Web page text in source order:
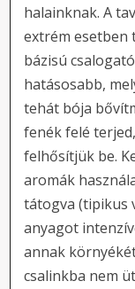
halainknak. A
extrém esetben
bázisú
hatásosabb,
tehát bója
fenék felé
felhősítjük be.
aromák
tátogva (tipikus
anyagot
annak
csalinkba nem